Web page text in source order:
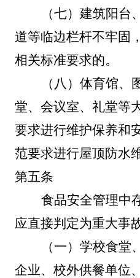
（七） 建筑阳台
道等临边栏杆不牢固
相关标准要求的。
（八）体育馆、
堂、会议室、礼堂等
要求进行维护保养和
范要求进行屋顶防水
第五条
食品安全管理中
应直接判定为重大事
（一） 学校食堂
企业、校外供餐单位